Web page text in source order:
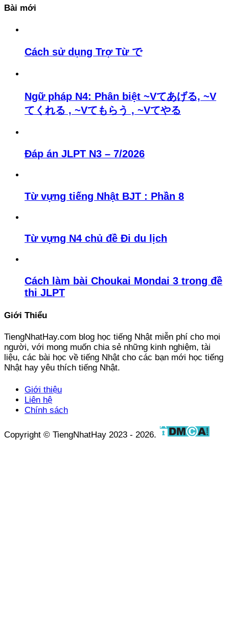
Bài mới
Cách sử dụng Trợ Từ で
Ngữ pháp N4: Phân biệt ~Vてあげる, ~V
てくれる , ~Vてもらう , ~Vてやる
Đáp án JLPT N3 – 7/2026
Từ vựng tiếng Nhật BJT : Phần 8
Từ vựng N4 chủ đề Đi du lịch
Cách làm bài Choukai Mondai 3 trong đề
thi JLPT
Giới Thiểu
TiengNhatHay.com blog học tiếng Nhật miễn phí cho mọi
người, với mong muốn chia sẻ những kinh nghiệm, tài
liệu, các bài học về tiếng Nhật cho các bạn mới học tiếng
Nhật hay yêu thích tiếng Nhật.
Giới thiệu
Liên hệ
Chính sách
Copyright © TiengNhatHay 2023 - 2026.